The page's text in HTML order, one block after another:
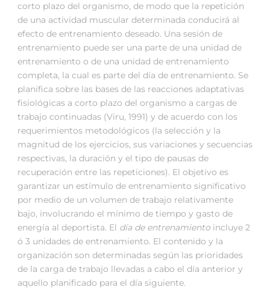
corto plazo del organismo, de modo que la repetición
de una actividad muscular determinada conducirá al
efecto de entrenamiento deseado. Una sesión de
entrenamiento puede ser una parte de una unidad de
entrenamiento o de una unidad de entrenamiento
completa, la cual es parte del día de entrenamiento. Se
planifica sobre las bases de las reacciones adaptativas
fisiológicas a corto plazo del organismo a cargas de
trabajo continuadas (Viru, 1991) y de acuerdo con los
requerimientos metodológicos (la selección y la
magnitud de los ejercicios, sus variaciones y secuencias
respectivas, la duración y el tipo de pausas de
recuperación entre las repeticiones). El objetivo es
garantizar un estímulo de entrenamiento significativo
por medio de un volumen de trabajo relativamente
bajo, involucrando el mínimo de tiempo y gasto de
energía al deportista. El día de entrenamiento incluye 2
ó 3 unidades de entrenamiento. El contenido y la
organización son determinadas según las prioridades
de la carga de trabajo llevadas a cabo el día anterior y
aquello planificado para el día siguiente.